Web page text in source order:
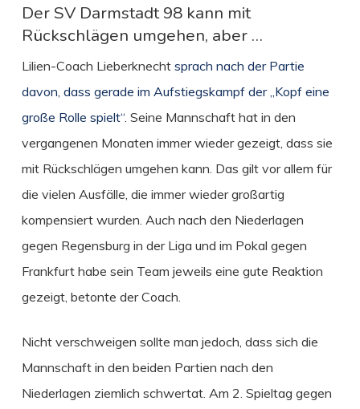
Der SV Darmstadt 98 kann mit
Rückschlägen umgehen, aber …
Lilien-Coach Lieberknecht sprach nach der Partie
davon, dass gerade im Aufstiegskampf der „Kopf eine
große Rolle spielt“. Seine Mannschaft hat in den
vergangenen Monaten immer wieder gezeigt, dass sie
mit Rückschlägen umgehen kann. Das gilt vor allem für
die vielen Ausfälle, die immer wieder großartig
kompensiert wurden. Auch nach den Niederlagen
gegen Regensburg in der Liga und im Pokal gegen
Frankfurt habe sein Team jeweils eine gute Reaktion
gezeigt, betonte der Coach.
Nicht verschweigen sollte man jedoch, dass sich die
Mannschaft in den beiden Partien nach den
Niederlagen ziemlich schwertat. Am 2. Spieltag gegen